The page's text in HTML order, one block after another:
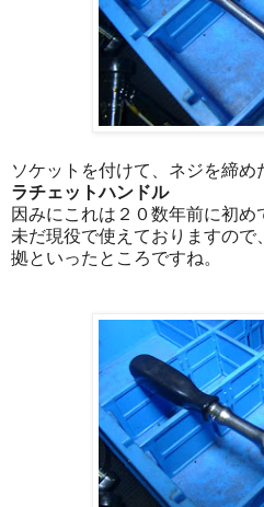
ソケットを付けて、ネジを締め
ラチェットハンドル
因みにこれは２０数年前に初め
未だ現役で使えておりますの
拠といったところですね。